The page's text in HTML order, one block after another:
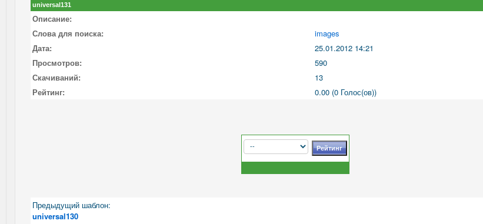
universal131
Описание:
Слова для поиска:
images
Дата:
25.01.2012 14:21
Просмотров:
590
Скачиваний:
13
Рейтинг:
0.00 (0 Голос(ов))
Предыдущий шаблон:
universal130